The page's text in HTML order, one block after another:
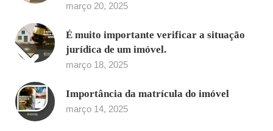
março 20, 2025
É muito importante verificar a situação
jurídica de um imóvel.
março 18, 2025
Importância da matrícula do imóvel
março 14, 2025